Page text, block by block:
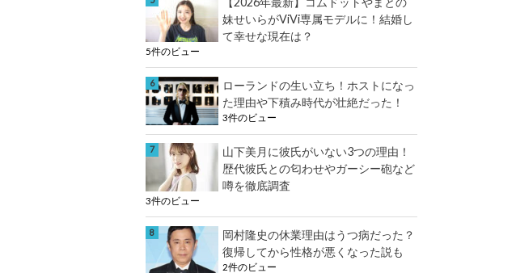
妹せいらがViVi専属モデルに！結婚し
て幸せな現在は？
5件のビュー
ローランドの生い立ち！ホストになっ
た理由や下積み時代が壮絶だった！
3件のビュー
山下美月に彼氏がいない3つの理由！
歴代彼氏との匂わせやガーシー砲など
噂を徹底調査
3件のビュー
岡村隆史の休業理由はうつ病だった？
復帰してから性格が悪くなった説も
2件のビュー